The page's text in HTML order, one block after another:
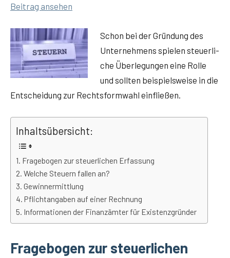
Bei­trag ansehen
Schon bei der Grün­dung des
Unter­neh­mens spie­len steu­er­li­
che Über­le­gun­gen eine Rol­le
und soll­ten bei­spiels­wei­se in die
Ent­schei­dung zur Rechts­form­wahl einfließen.
Inhalts­über­sicht:
Fra­ge­bo­gen zur steu­er­li­chen Erfassung
Wel­che Steu­ern fal­len an?
Gewinn­ermitt­lung
Pflicht­an­ga­ben auf einer Rechnung
Infor­ma­tio­nen der Finanz­äm­ter für Existenzgründer
Fragebogen zur steuerlichen